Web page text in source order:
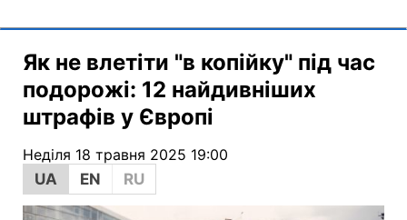
Як не влетіти "в копійку" під час
подорожі: 12 найдивніших
штрафів у Європі
Неділя 18 травня 2025 19:00
UA
EN RU